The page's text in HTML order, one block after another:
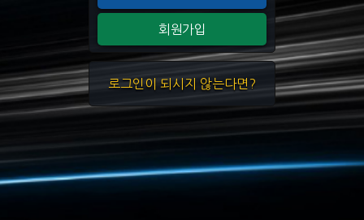
회원가입
로그인이 되시지 않는다면?